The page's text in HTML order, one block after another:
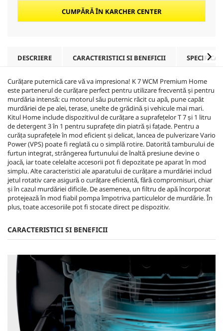
CUMPĂRĂ ÎN KARCHER CENTER
DESCRIERE CARACTERISTICI SI BENEFICII
Curățare puternică care vă va impresiona! K 7 WCM Premium Home
este partenerul de curățare perfect pentru utilizare frecventă și pentru
murdăria intensă: cu motorul său puternic răcit cu apă, pune capăt
murdăriei de pe alei, terase, unelte de grădină și vehicule mai mari.
Kitul Home include dispozitivul de curățare a suprafețelor T 7 și 1 litru
de detergent 3 în 1 pentru suprafețe din piatră și fațade. Pentru a
curăța suprafețele în mod eficient și delicat, lancea de pulverizare Vario
Power (VPS) poate fi reglată cu o simplă rotire. Datorită tamburului de
furtun integrat, strângerea furtunului de înaltă presiune devine o
joacă, iar toate celelalte accesorii pot fi depozitate pe aparat în mod
simplu. Alte caracteristici ale aparatului de curățare a murdăriei includ
jetul rotativ care asigură o curățare eficientă, fără compromisuri, chiar
și în cazul murdăriei dificile. De asemenea, un filtru de apă încorporat
protejează în mod fiabil pompa împotriva particulelor de murdărie. În
plus, toate accesoriile pot fi stocate direct pe dispozitiv.
CARACTERISTICI SI BENEFICII